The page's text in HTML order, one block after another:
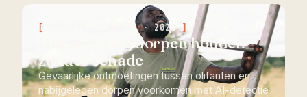
KAFUE NP, ZAMBIA · 2023
Olifanten uit dorpen houden
zonder schade
Gevaarlijke ontmoetingen tussen olifanten en
nabijgelegen dorpen voorkomen met AI-detectie